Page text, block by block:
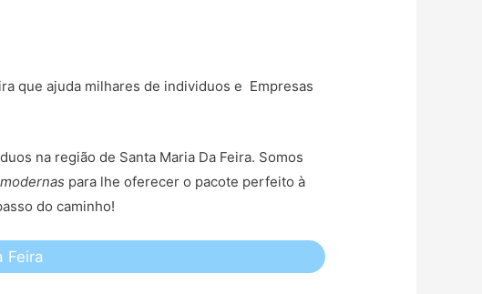
que ajuda milhares de individuos e Empresas
na região de Santa Maria Da Feira. Somos
modernas para lhe oferecer o pacote perfeito à
do caminho!
Feira